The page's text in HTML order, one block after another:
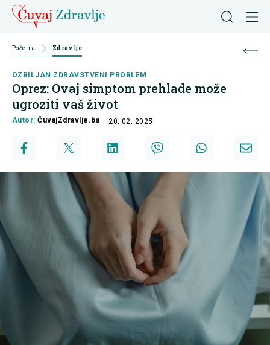
Početna Zdravlje
OZBILJAN ZDRAVSTVENI PROBLEM
Oprez: Ovaj simptom prehlade može
ugroziti vaš život
Autor:ČuvajZdravlje.ba 20. 02. 2025.